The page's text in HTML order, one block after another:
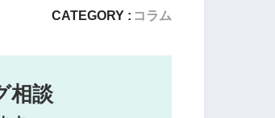
CATEGORY : コラム
相談